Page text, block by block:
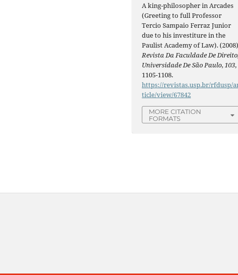
A king-philosopher in Arcades
(Greeting to full Professor
Tercio Sampaio Ferraz Junior
due to his investiture in the
Paulist Academy of Law).
Revista Da Faculdade De
Universidade De São Paulo, 103,
1105-1108.
https://revistas.usp.br/rfdusp/
ticle/view/67842
MORE CITATION
FORMATS